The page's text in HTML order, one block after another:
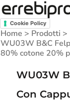
Cookie Policy
Home > Prodotti >
WU03W B&C
80% cotone 20%
WU03W
Con